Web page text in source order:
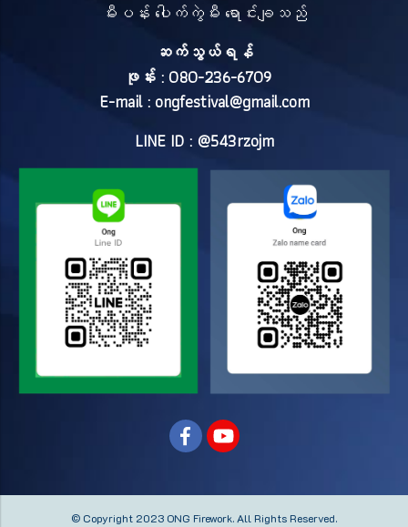
မီးပန်း ပေါက်ကွဲမီး ရောင်းချသည်
ဆက်သွယ်ရန်
ဖုန်း : 080-236-6709
E-mail : ongfestival@gmail.com
LINE ID : @543rzojm
© Copyright 2023 ONG Firework.All Rights Reserved.